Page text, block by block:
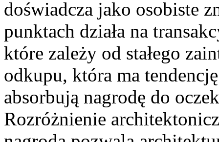
doświadcza jako osobiste
punktach działa na
które zależy od stałego
odkupu, która ma
absorbują nagrodę do
Rozróżnienie